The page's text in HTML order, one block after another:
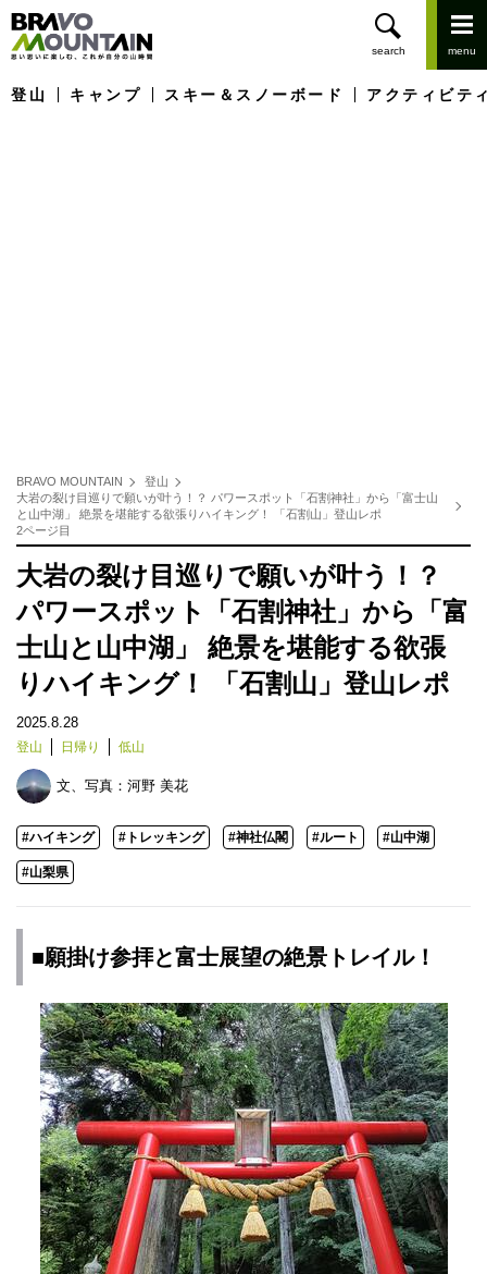
登山 キャンプ スキー＆スノーボード アクティビテ
BRAVO MOUNTAIN
登山
大岩の裂け目巡りで願いが叶う！？ パワースポット「石割神社」から「富士山
と山中湖」 絶景を堪能する欲張りハイキング！ 「石割山」登山レポ
2ページ目
大岩の裂け目巡りで願いが叶う！？
パワースポット「石割神社」から「富
士山と山中湖」 絶景を堪能する欲張
りハイキング！ 「石割山」登山レポ
2025.8.28
登山 日帰り 低山
文、写真： 河野 美花
#ハイキング #トレッキング #神社仏閣 #ルート #山中湖
#山梨県
■願掛け参拝と富士展望の絶景トレイル！